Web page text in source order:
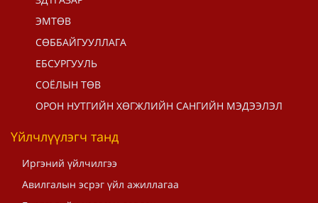
ЭМТӨВ
СӨББАЙГУУЛЛАГА
ЕБСУРГУУЛЬ
СОЁЛЫН ТӨВ
ОРОН НУТГИЙН ХӨГЖЛИЙН САНГИЙН МЭДЭЭЛЭЛ
Үйлчлүүлэгч танд
Иргэний үйлчилгээ
Авилгалын эсрэг үйл ажиллагаа